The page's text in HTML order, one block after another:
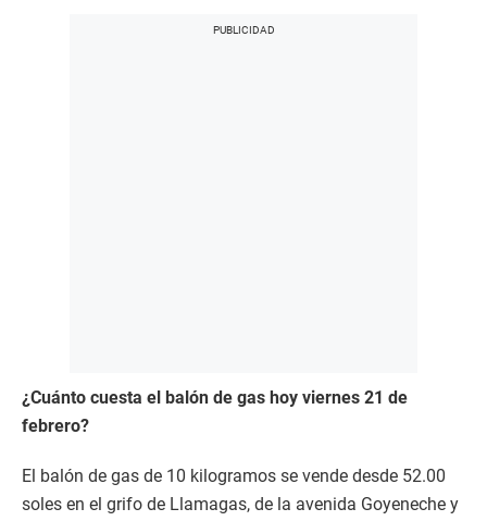
¿Cuánto cuesta el balón de gas hoy viernes 21 de
febrero?
El balón de gas de 10 kilogramos se vende desde 52.00
soles en el grifo de Llamagas, de la avenida Goyeneche y